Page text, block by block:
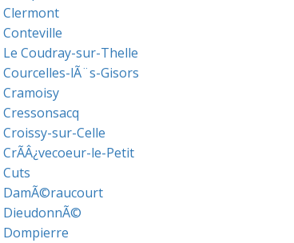
Clermont
Conteville
Le Coudray-sur-Thelle
Courcelles-lÃ¨s-Gisors
Cramoisy
Cressonsacq
Croissy-sur-Celle
CrÃÂ¿vecoeur-le-Petit
Cuts
DamÃ©raucourt
DieudonnÃ©
Dompierre